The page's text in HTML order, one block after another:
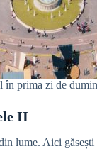
prima zi de
II
lume. Aici